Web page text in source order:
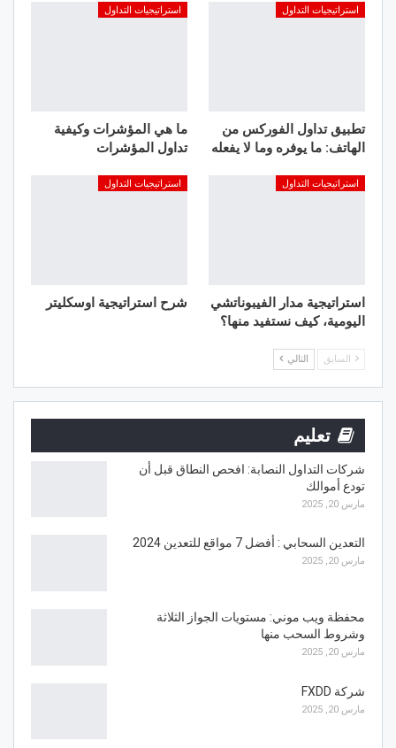
استراتيجيات التداول
تطبيق تداول الفوركس من
الهاتف: ما يوفره وما لا يفعله
استراتيجيات التداول
ما هي المؤشرات وكيفية
تداول المؤشرات
استراتيجيات التداول
استراتيجية مدار الفيبوناتشي
اليومية، كيف نستفيد منها؟
استراتيجيات التداول
شرح استراتيجية اوسكليتر
السابق التالي
تعليم
شركات التداول النصابة: افحص النطاق قبل أن
تودع أموالك
مارس 20, 2025
التعدين السحابي : أفضل 7 مواقع للتعدين 2024
مارس 20, 2025
محفظة ويب موني: مستويات الجواز الثلاثة
وشروط السحب منها
مارس 20, 2025
شركة FXDD
مارس 20, 2025